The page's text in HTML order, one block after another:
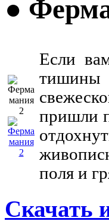
●
Если
тишины
пришли
поля и
Скачать